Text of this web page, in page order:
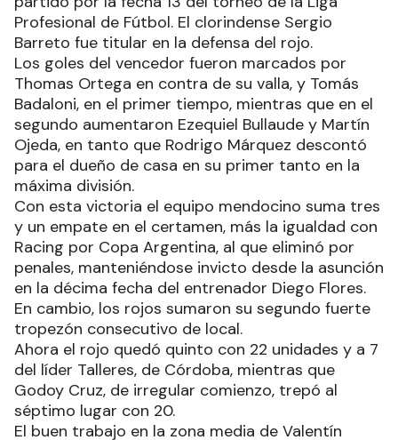
El rojo, integrado por Sergio Barreto, fue goleado
por el Tomba en el estadio Libertadores de
América. El defensor nacido en Clorinda, provincia
de Formosa, jugó todo el partido para el equipo
de Julio César Falcioni.
Una estrepitosa caída sufrió Independiente ante
Godoy Cruz al perder 4 a 1, en Avellaneda, en
partido por la fecha 13 del torneo de la Liga
Profesional de Fútbol. El clorindense Sergio
Barreto fue titular en la defensa del rojo.
Los goles del vencedor fueron marcados por
Thomas Ortega en contra de su valla, y Tomás
Badaloni, en el primer tiempo, mientras que en el
segundo aumentaron Ezequiel Bullaude y Martín
Ojeda, en tanto que Rodrigo Márquez descontó
para el dueño de casa en su primer tanto en la
máxima división.
Con esta victoria el equipo mendocino suma tres
y un empate en el certamen, más la igualdad con
Racing por Copa Argentina, al que eliminó por